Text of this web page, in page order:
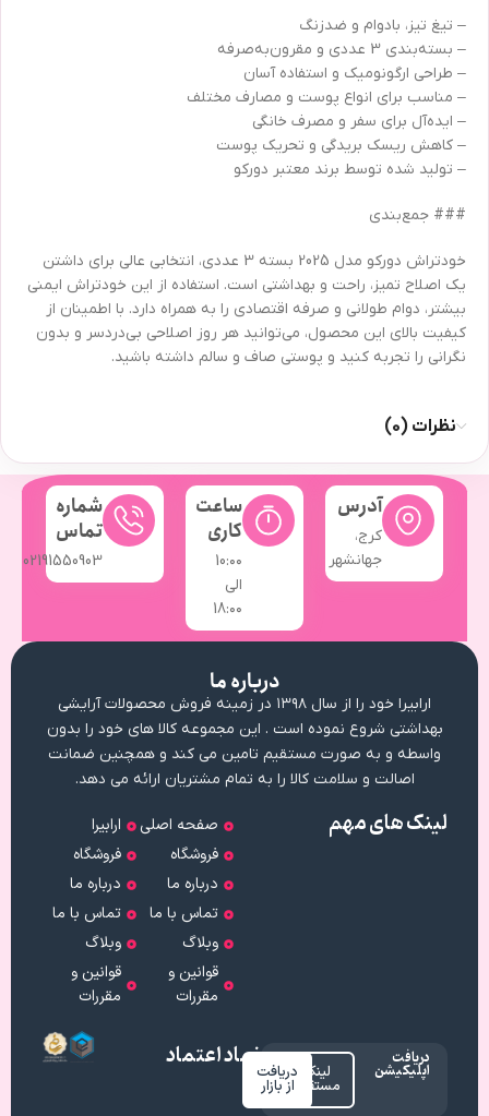
– تیغ تیز، بادوام و ضدزنگ
– بسته‌بندی 3 عددی و مقرون‌به‌صرفه
– طراحی ارگونومیک و استفاده آسان
– مناسب برای انواع پوست و مصارف مختلف
– ایده‌آل برای سفر و مصرف خانگی
– کاهش ریسک بریدگی و تحریک پوست
– تولید شده توسط برند معتبر دورکو
### جمع‌بندی
خودتراش دورکو مدل 2025 بسته 3 عددی، انتخابی عالی برای داشتن
یک اصلاح تمیز، راحت و بهداشتی است. استفاده از این خودتراش ایمنی
بیشتر، دوام طولانی و صرفه اقتصادی را به همراه دارد. با اطمینان از
کیفیت بالای این محصول، می‌توانید هر روز اصلاحی بی‌دردسر و بدون
نگرانی را تجربه کنید و پوستی صاف و سالم داشته باشید.
نظرات (0)
آدرس
کرج،
جهانشهر
ساعت
کاری
10:۰۰
الی
18:۰۰
شماره
تماس
02191550903
لینک های مهم
صفحه اصلی
فروشگاه
درباره ما
تماس با ما
وبلاگ
قوانین و
مقررات
ارابیرا
فروشگاه
درباره ما
تماس با ما
وبلاگ
قوانین و
مقررات
درباره ما
ارابیرا خود را از سال ۱۳۹۸ در زمینه فروش محصولات آرایشی
بهداشتی شروع نموده است . این مجموعه کالا های خود را بدون
واسطه و به صورت مستقیم تامین می کند و همچنین ضمانت
اصالت و سلامت کالا را به تمام مشتریان ارائه می دهد.
دریافت
اپلیکیشن لینک
مستقیم
دریافت
از بازار
نماد اعتماد